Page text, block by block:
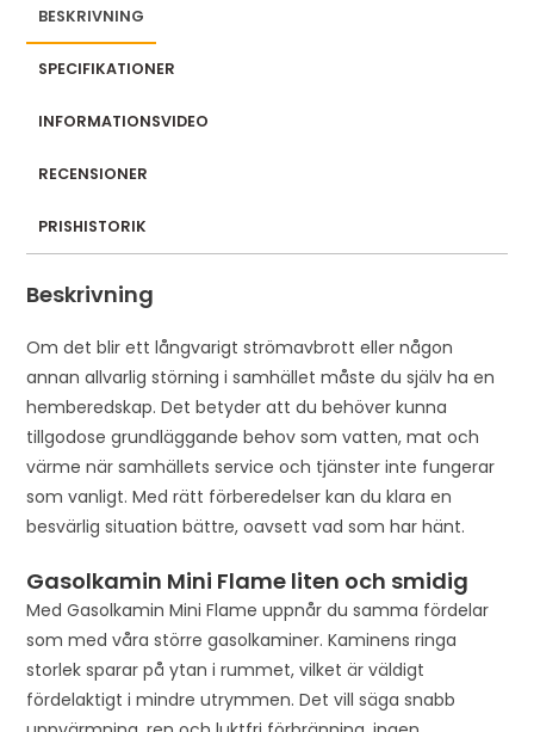
a
t
o
o
i
n
t
h
e
w
i
t
l
i
s
BESKRIVNING
SPECIFIKATIONER
INFORMATIONSVIDEO
RECENSIONER
PRISHISTORIK
Beskrivning
Om det blir ett långvarigt strömavbrott eller någon
annan allvarlig störning i samhället måste du själv ha en
hemberedskap. Det betyder att du behöver kunna
tillgodose grundläggande behov som vatten, mat och
värme när samhällets service och tjänster inte fungerar
som vanligt. Med rätt förberedelser kan du klara en
besvärlig situation bättre, oavsett vad som har hänt.
Gasolkamin Mini Flame liten och smidig
Med Gasolkamin Mini Flame uppnår du samma fördelar
som med våra större gasolkaminer. Kaminens ringa
storlek sparar på ytan i rummet, vilket är väldigt
fördelaktigt i mindre utrymmen. Det vill säga snabb